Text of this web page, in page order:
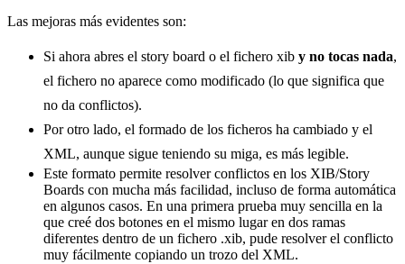
Las mejoras más evidentes son:
Si ahora abres el story board o el fichero xib y no tocas nada,
el fichero no aparece como modificado (lo que significa que
no da conflictos).
Por otro lado, el formado de los ficheros ha cambiado y el
XML, aunque sigue teniendo su miga, es más legible.
Este formato permite resolver conflictos en los XIB/Story
Boards con mucha más facilidad, incluso de forma automática
en algunos casos. En una primera prueba muy sencilla en la
que creé dos botones en el mismo lugar en dos ramas
diferentes dentro de un fichero .xib, pude resolver el conflicto
muy fácilmente copiando un trozo del XML.